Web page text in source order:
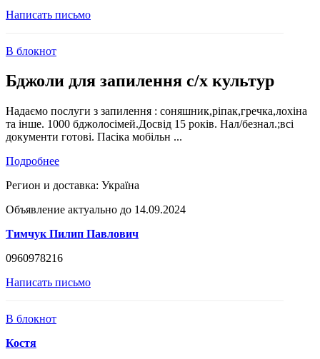
Написать письмо
В блокнот
Бджоли для запилення с/х культур
Надаємо послуги з запилення : соняшник,ріпак,гречка,лохіна
та інше. 1000 бджолосімей.Досвід 15 років. Нал/безнал.;всі
документи готові. Пасіка мобільн ...
Подробнее
Регион и доставка: Україна
Объявление актуально до 14.09.2024
Тимчук Пилип Павлович
0960978216
Написать письмо
В блокнот
Костя